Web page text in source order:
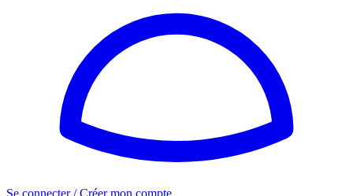
Se connecter / Créer mon compte